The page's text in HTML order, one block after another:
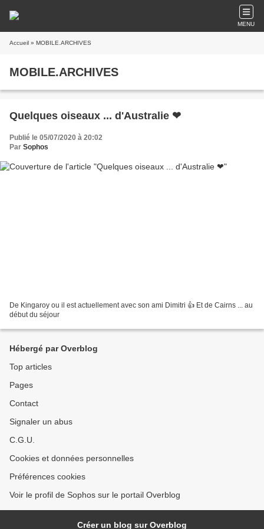
MENU
Accueil » MOBILE.ARCHIVES
MOBILE.ARCHIVES
Quelques oiseaux ... d'Australie ❤
Publié le 05/07/2020 à 20:02
Par Sophos
De Kingaroy ou il est actuellement avec son ami Dimitri 👍 Et de Cairns ... au
début du séjour
Hébergé par Overblog
Top articles
Pages
Contact
Signaler un abus
C.G.U.
Cookies et données personnelles
Préférences cookies
Voir le profil de Sophos sur le portail Overblog
Créer un blog sur Overblog